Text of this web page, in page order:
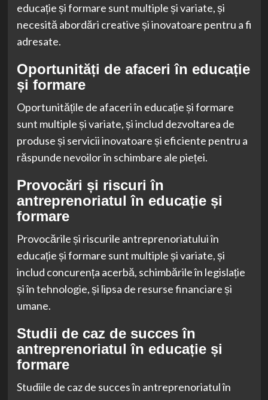
educație și formare sunt multiple și variate, și
necesită abordări creative și inovatoare pentru a fi
adresate.
Oportunități de afaceri în educație
și formare
Oportunitățile de afaceri în educație și formare
sunt multiple și variate, și includ dezvoltarea de
produse și servicii inovatoare și eficiente pentru a
răspunde nevoilor în schimbare ale pieței.
Provocări și riscuri în
antreprenoriatul în educație și
formare
Provocările și riscurile antreprenoriatului în
educație și formare sunt multiple și variate, și
includ concurența acerbă, schimbările în legislație
și în tehnologie, și lipsa de resurse financiare și
umane.
Studii de caz de succes în
antreprenoriatul în educație și
formare
Studiile de caz de succes în antreprenoriatul în